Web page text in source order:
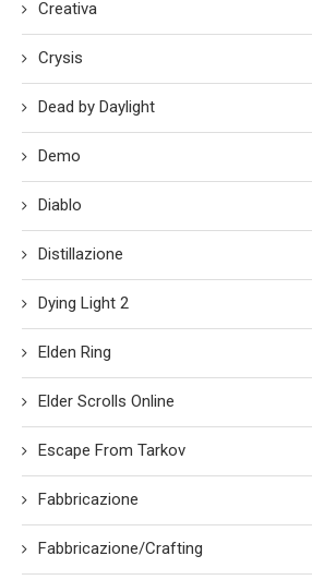
Creativa
Crysis
Dead by Daylight
Demo
Diablo
Distillazione
Dying Light 2
Elden Ring
Elder Scrolls Online
Escape From Tarkov
Fabbricazione
Fabbricazione/Crafting